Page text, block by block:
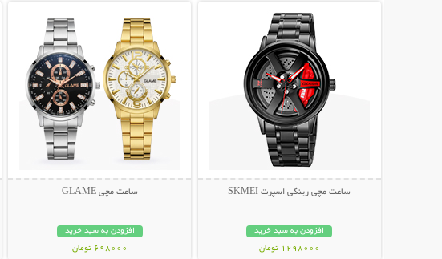
ساعت مچی رینگی اسپرت SKMEI
افزودن به سبد خرید
1298000 تومان
ساعت مچی GLAME
افزودن به سبد خرید
698000 تومان